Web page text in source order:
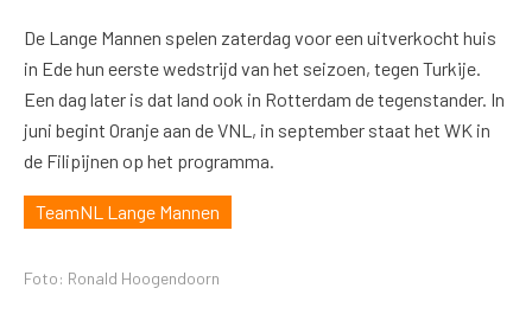
De Lange Mannen spelen zaterdag voor een uitverkocht huis
in Ede hun eerste wedstrijd van het seizoen, tegen Turkije.
Een dag later is dat land ook in Rotterdam de tegenstander. In
juni begint Oranje aan de VNL, in september staat het WK in
de Filipijnen op het programma.
TeamNL Lange Mannen
Foto: Ronald Hoogendoorn